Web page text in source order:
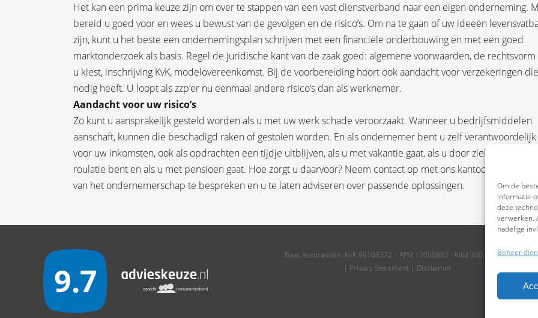
Om de
informatie
deze
verwerken.
nadelige
Beheer
Het kan een prima keuze zijn om over te stappen van een vast dienstverband naar een eigen onderneming.
bereid u goed voor en wees u bewust van de gevolgen en de risico’s. Om na te gaan of uw ideeën
zijn, kunt u het beste een ondernemingsplan schrijven met een financiële onderbouwing en met een goed
marktonderzoek als basis. Regel de juridische kant van de zaak goed: algemene voorwaarden, de
u kiest, inschrijving KvK, modelovereenkomst. Bij de voorbereiding hoort ook aandacht voor verzekeringen
nodig heeft. U loopt als zzp’er nu eenmaal andere risico’s dan als werknemer.
Aandacht voor uw risico’s
Zo kunt u aansprakelijk gesteld worden als u met uw werk schade veroorzaakt. Wanneer u bedrijfsmiddelen
aanschaft, kunnen die beschadigd raken of gestolen worden. En als ondernemer bent u zelf verantwoordelijk
voor uw inkomsten, ook als opdrachten een tijdje uitblijven, als u met vakantie gaat, als u door ziekte uit de
roulatie bent en als u met pensioen gaat. Hoe zorgt u daarvoor? Neem contact op met ons kantoor om de
van het ondernemerschap te bespreken en u te laten adviseren over passende oplossingen.
9.7
Baas Assurantiën: KvK 99108372 – AFM 12050882 - Kifid 300.019393
| Privacy Statement | Disclaimer